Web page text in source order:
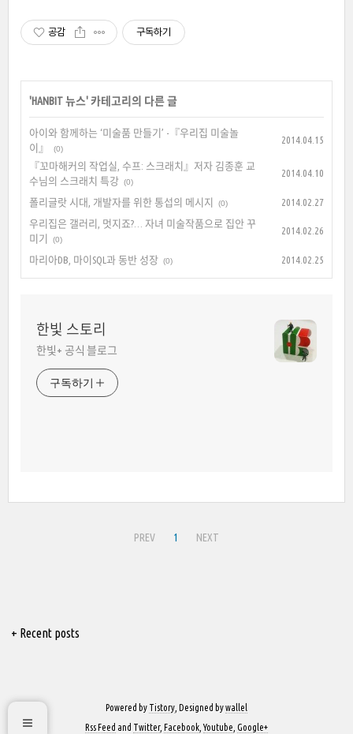
공감 구독하기
'HANBIT 뉴스' 카테고리의 다른 글
아이와 함께하는 ‘미술품 만들기’ -『우리집 미술놀
이』
(0)
2014.04.15
『꼬마해커의 작업실, 수프: 스크래치』저자 김종훈 교
수님의 스크래치 특강 (0)
2014.04.10
폴리글랏 시대, 개발자를 위한 통섭의 메시지 (0)
2014.02.27
우리집은 갤러리, 멋지죠?… 자녀 미술작품으로 집안 꾸
미기
(0)
2014.02.26
마리아DB, 마이SQL과 동반 성장 (0) 2014.02.25
한빛 스토리
한빛+ 공식 블로그
구독하기
PREV 1 NEXT
+ Recent posts
Powered by Tistory , Designed bywallel
Rss Feed and Twitter, Facebook ,Youtube Google+